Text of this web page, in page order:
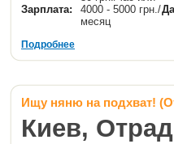
Зарплата:
4000 - 5000 грн./
месяц
Подробнее
Ищу няню на подхват!
Киев,